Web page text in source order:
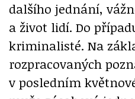
dalšího jednání,
a život lidí. Do
kriminalisté. Na
rozpracovaných
v posledním